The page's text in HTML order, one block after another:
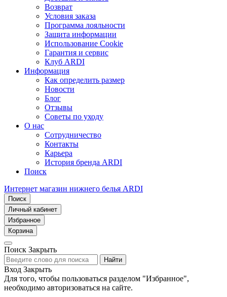
Возврат
Условия заказа
Программа лояльности
Защита информации
Использование Cookie
Гарантия и сервис
Клуб ARDI
Информация
Как определить размер
Новости
Блог
Отзывы
Советы по уходу
О нас
Сотрудничество
Контакты
Карьера
История бренда ARDI
Поиск
Интернет магазин нижнего белья ARDI
Поиск
Личный кабинет
Избранное
Корзина
Поиск Закрыть
Найти
Вход Закрыть
Для того, чтобы пользоваться разделом "Избранное",
необходимо авторизоваться на сайте.